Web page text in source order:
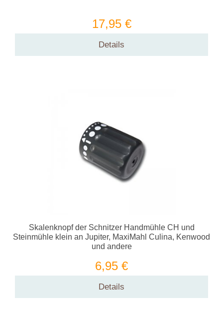
17,95 €
Details
Skalenknopf der Schnitzer Handmühle CH und
Steinmühle klein an Jupiter, MaxiMahl Culina, Kenwood
und andere
6,95 €
Details